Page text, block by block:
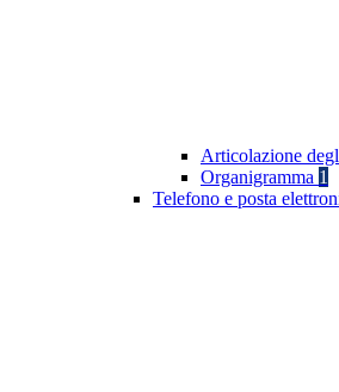
Articolazione
Organigramma 1
Telefono e posta